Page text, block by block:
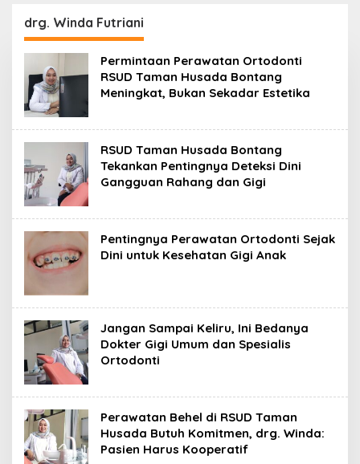
Pabrik Tertua Pupuk
Kaltim
drg. Winda Futriani
Permintaan Perawatan Ortodonti
RSUD Taman Husada Bontang
Meningkat, Bukan Sekadar Estetika
RSUD Taman Husada Bontang
Tekankan Pentingnya Deteksi Dini
Gangguan Rahang dan Gigi
Pentingnya Perawatan Ortodonti Sejak
Dini untuk Kesehatan Gigi Anak
Jangan Sampai Keliru, Ini Bedanya
Dokter Gigi Umum dan Spesialis
Ortodonti
Perawatan Behel di RSUD Taman
Husada Butuh Komitmen, drg. Winda:
Pasien Harus Kooperatif